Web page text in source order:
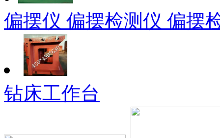
偏摆仪 偏摆检测仪 偏摆
钻床工作台